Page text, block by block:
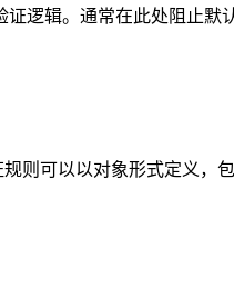
辑。通常在此处阻止默
可以以对象形式定义，